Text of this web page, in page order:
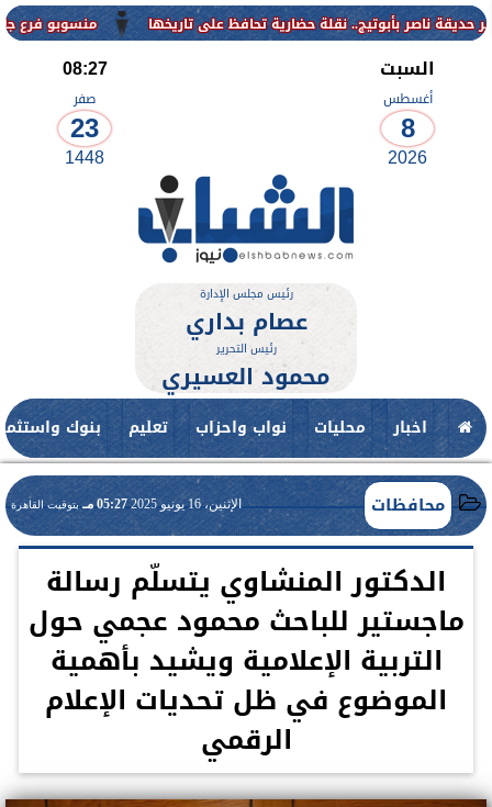
منسوبو فرع جامعة الأزهر
السبت
أغسطس
8
2026
08:27
صفر
23
1448
رئيس مجلس الإدارة
عصام بداري
رئيس التحرير
محمود العسيري
اخبار محليات نواب واحزاب تعليم بنوك
محافظات الإثنين، 16 يونيو 2025 05:27 مـ بتوقيت القاهرة
الدكتور المنشاوي يتسلّم رسالة
ماجستير للباحث محمود عجمي حول
التربية الإعلامية ويشيد بأهمية
الموضوع في ظل تحديات الإعلام
الرقمي